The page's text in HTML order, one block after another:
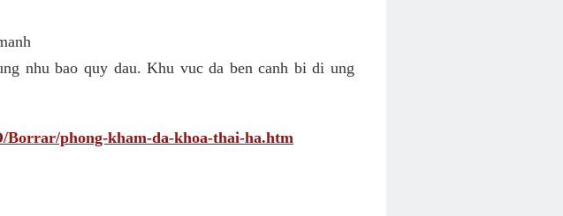
nhu bao quy dau. Khu vuc da ben canh bi di ung
Borrar/phong-kham-da-khoa-thai-ha.htm